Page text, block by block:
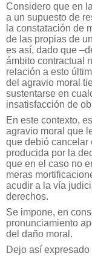
Considero que en
a un supuesto de
la constatación de
de las propias de
es así, dado que
ámbito contractual
relación a esto
del agravio moral
sustentarse en
insatisfacción de
En este contexto,
agravio moral que
que debió cancelar
producida por la
que en el caso no
meras
acudir a la vía
derechos.
Se impone, en
pronunciamiento
del daño moral.
Dejo así expresado